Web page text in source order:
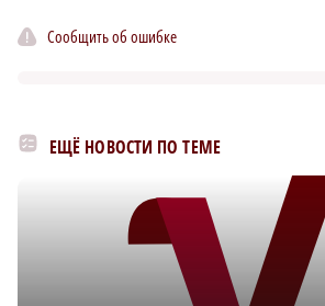
Сообщить об ошибке
ЕЩЁ НОВОСТИ ПО ТЕМЕ